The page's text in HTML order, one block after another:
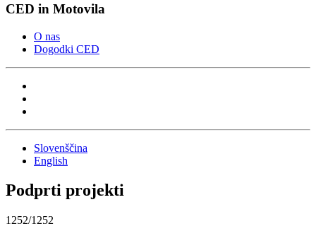
CED in Motovila
O nas
Dogodki CED
Slovenščina
English
Podprti projekti
1252/1252